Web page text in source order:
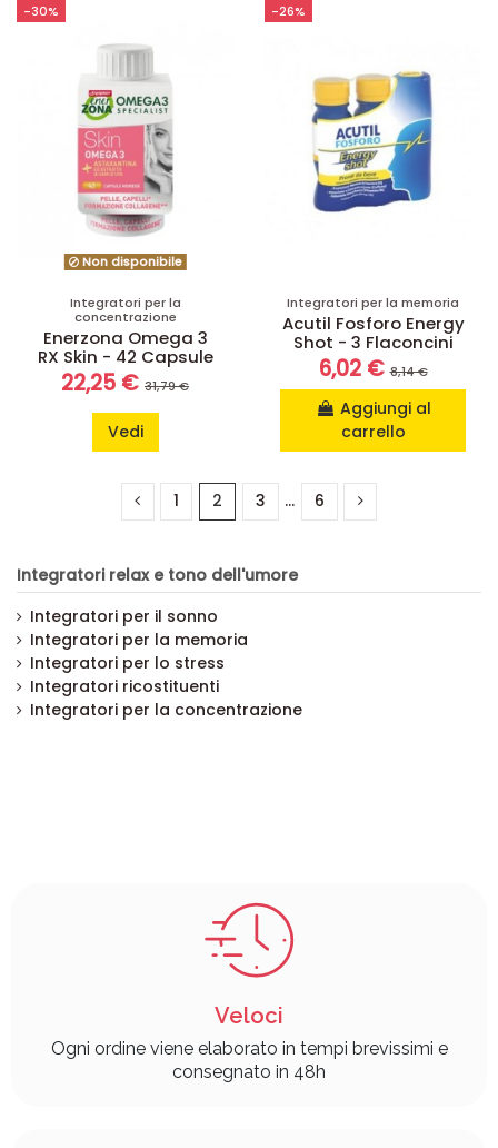
-30%
Non disponibile
Integratori per la
concentrazione
Enerzona Omega 3
RX Skin - 42 Capsule
22,25 € 31,79 €
Vedi
-26%
Integratori per la memoria
Acutil Fosforo Energy
Shot - 3 Flaconcini
6,02 €8,14 €
Aggiungi al
carrello
1 2 3 … 6
Integratori relax e tono dell'umore
Integratori per il sonno
Integratori per la memoria
Integratori per lo stress
Integratori ricostituenti
Integratori per la concentrazione
Veloci
Ogni ordine viene elaborato in tempi brevissimi e
consegnato in 48h